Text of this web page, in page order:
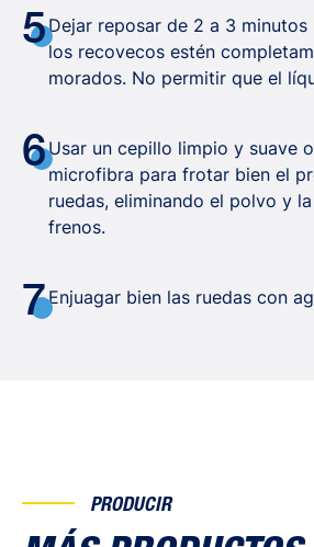
5Dejar reposar de 2 a 3
los recovecos estén
morados. No permitir que el
6Usar un cepillo limpio y suave
microfibra para frotar bien el
ruedas, eliminando el polvo y
frenos.
7Enjuagar bien las ruedas con
PRODUCIR